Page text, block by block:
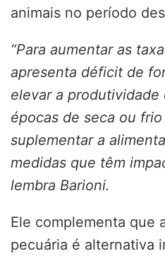
animais no período
“Para aumentar as
apresenta déficit de
elevar a produtividade
épocas de seca ou
suplementar a
medidas que têm
lembra Barioni.
Ele complementa que
pecuária é alternativa